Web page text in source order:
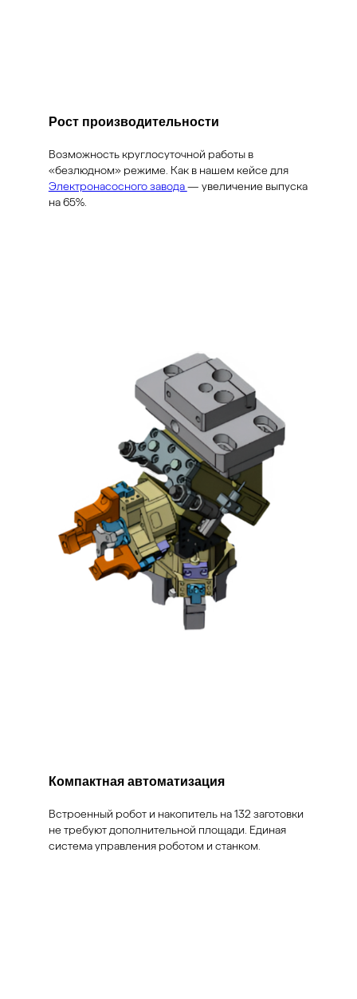
Рост производительности
Возможность круглосуточной работы в
«безлюдном» режиме. Как в нашем кейсе для
Электронасосного завода— увеличение выпуска
на 65%.
Компактная автоматизация
Встроенный робот и накопитель на 132 заготовки
не требуют дополнительной площади. Единая
система управления роботом и станком.